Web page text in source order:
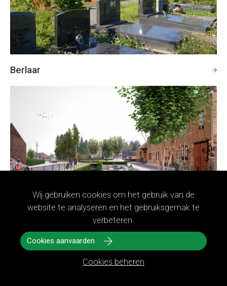
Wij gebruiken cookies om het gebruik van de
website te analyseren en het gebruiksgemak te
verbeteren.
Cookies aanvaarden
Cookies beheren
Berlaar
De Voer